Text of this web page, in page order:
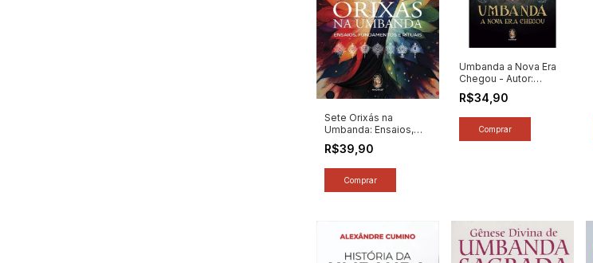
Sete Orixás na
Umbanda: Ensaios,
Fundamentos e Rituais
- Autor: Rodrigo
R$39,90
Umbanda a Nova Era
Chegou - Autor:
Sandro Luiz / Murilo
Hiarlley (2023) [novo]
R$34,90